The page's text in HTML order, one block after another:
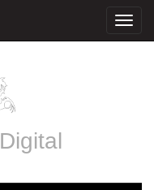
Digital